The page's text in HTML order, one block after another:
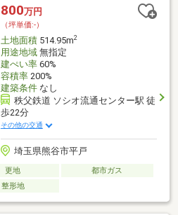
800万円
（坪単価:-）
土地面積514.95m2
用途地域無指定
建ぺい率60%
容積率200%
建築条件なし
秩父鉄道 ソシオ流通センター駅 徒
歩22分
その他の交通
埼玉県熊谷市平戸
更地
都市ガス
整形地